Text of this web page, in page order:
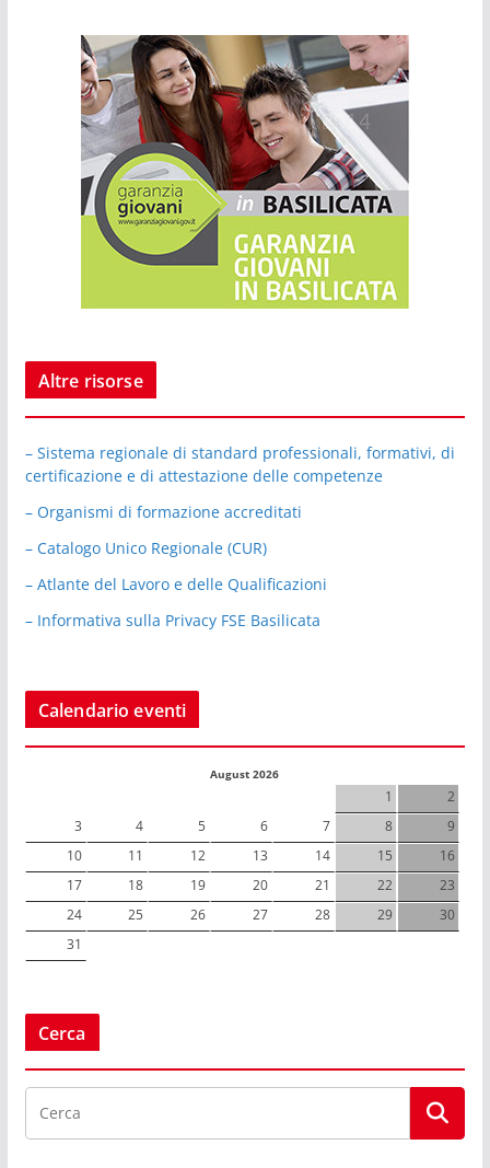
Altre risorse
– Sistema regionale di standard professionali, formativi, di
certificazione e di attestazione delle competenze
– Organismi di formazione accreditati
– Catalogo Unico Regionale (CUR)
– Atlante del Lavoro e delle Qualificazioni
– Informativa sulla Privacy FSE Basilicata
Calendario eventi
August 2026
1
2
3
4 5 6 7 8
9
10
11 12 13 14 15
16
17
18 19 20 21 22
23
24
25 26 27 28 29
30
31
Cerca